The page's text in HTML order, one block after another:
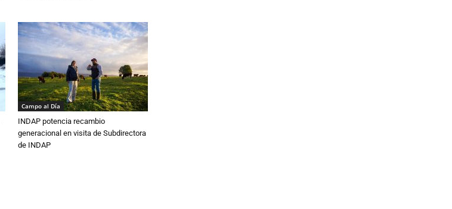
Campo al Día
INDAP potencia recambio
generacional en visita de Subdirectora
de INDAP